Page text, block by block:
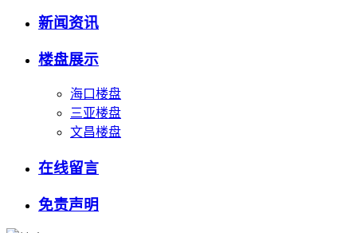
新闻资讯
楼盘展示
海口楼盘
三亚楼盘
文昌楼盘
在线留言
免责声明